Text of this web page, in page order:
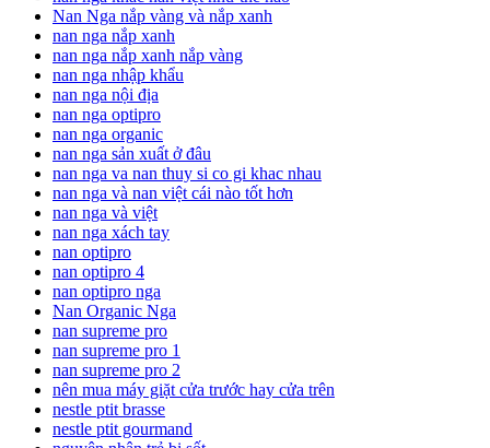
Nan Nga nắp vàng và nắp xanh
nan nga nắp xanh
nan nga nắp xanh nắp vàng
nan nga nhập khẩu
nan nga nội địa
nan nga optipro
nan nga organic
nan nga sản xuất ở đâu
nan nga va nan thuy si co gi khac nhau
nan nga và nan việt cái nào tốt hơn
nan nga và việt
nan nga xách tay
nan optipro
nan optipro 4
nan optipro nga
Nan Organic Nga
nan supreme pro
nan supreme pro 1
nan supreme pro 2
nên mua máy giặt cửa trước hay cửa trên
nestle ptit brasse
nestle ptit gourmand